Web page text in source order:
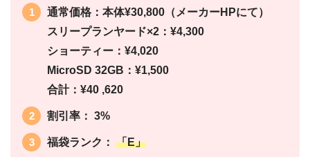
通常価格：本体¥30,800（メーカーHPにて）
スリープランヤード×2：¥4,300
ショーティー：¥4,020
MicroSD 32GB：¥1,500
合計：¥40 ,620
割引率： 3%
福袋ランク：「E」